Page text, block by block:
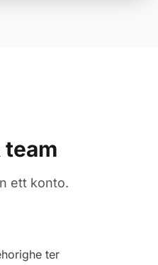
team
ett konto.
ter